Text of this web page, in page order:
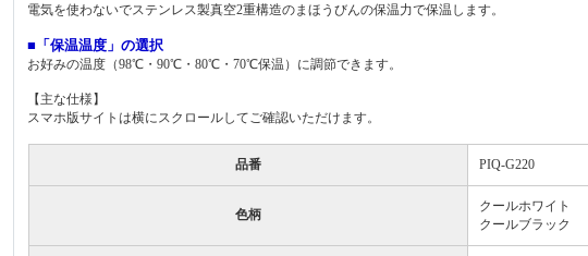
電気を使わないでステンレス製真空2重構造のまほうびんの保温力で保温します。
■「保温温度」の選択
お好みの温度（98℃・90℃・80℃・70℃保温）に調節できます。
【主な仕様】
スマホ版サイトは横にスクロールしてご確認いただけます。
品番 PIQ-G220
色柄
クールホワイト
クールブラック